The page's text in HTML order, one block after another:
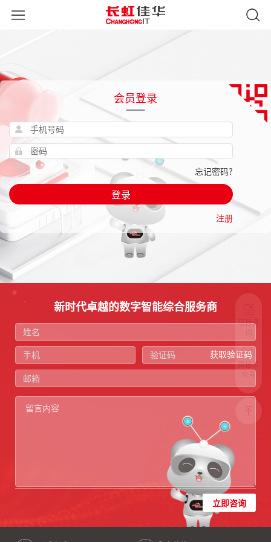
会员登录
忘记密码?
登录
注册
项目咨
微信公
众号
新时代卓越的数字智能综合服务商
获取验证码
立即咨询